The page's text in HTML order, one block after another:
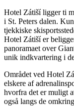
Hotel Zátiší ligger ti
i St. Peters dalen.
tjekkiske
Hotel Zátiší er
panoramaet over
unik indkvartering i
Området ved Hotel
elskere af
hvorfra det er muligt
også langs de